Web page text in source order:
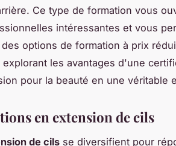
Ce type de formation vous
intéressantes et vous
options de formation à prix
les avantages d'une
pour la beauté en une véritable
en extension de cils
de cils se diversifient pour